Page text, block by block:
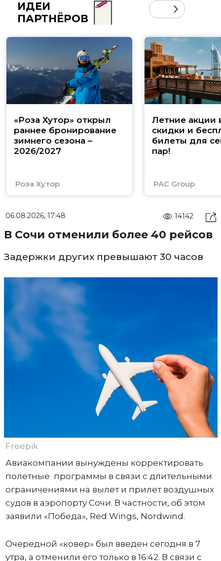
ИДЕИ
ПАРТНЁРОВ
«Роза Хутор» открыл
раннее бронирование
зимнего сезона –
2026/2027
Роза Хутор
Летние акции
скидки и
билеты для
пар!
PAC Group
06.08.2026, 17:48 14142
В Сочи отменили более 40 рейсов
Задержки других превышают 30 часов
Freepik
Авиакомпании вынуждены корректировать
полетные программы в связи с длительными
ограничениями на вылет и прилет воздушных
судов в аэропорту Сочи. В частности, об этом
заявили «Победа», Red Wings, Nordwind.
Очередной «ковер» был введен сегодня в 7
утра, а отменили его только в 16:42. В связи с